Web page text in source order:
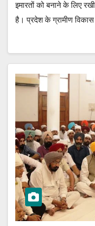
इमारतों को बनाने के लिए
है। प्रदेश के ग्रामीण